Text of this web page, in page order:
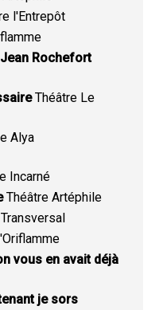
l'Entrepôt
Rochefort
Théâtre Le
Alya
Incarné
Théâtre Artéphile
vous en avait déjà
je sors